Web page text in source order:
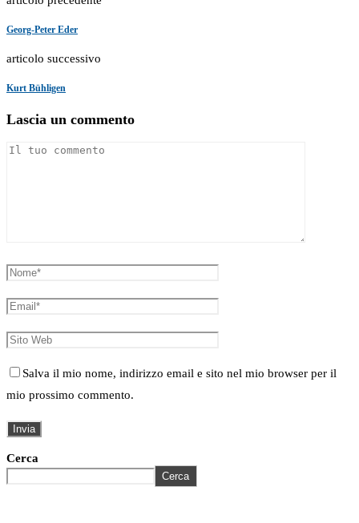
Georg-Peter Eder
articolo successivo
Kurt Bühligen
Lascia un commento
Salva il mio nome, indirizzo email e sito nel mio browser per il
mio prossimo commento.
Cerca
Cerca